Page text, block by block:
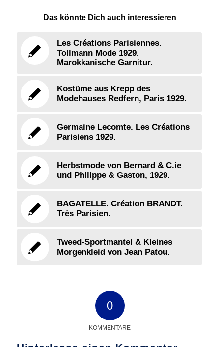
Das könnte Dich auch interessieren
Les Créations Parisiennes.
Tollmann Mode 1929.
Marokkanische Garnitur.
Kostüme aus Krepp des
Modehauses Redfern, Paris 1929.
Germaine Lecomte. Les Créations
Parisiens 1929.
Herbstmode von Bernard & C.ie
und Philippe & Gaston, 1929.
BAGATELLE. Création BRANDT.
Très Parisien.
Tweed-Sportmantel & Kleines
Morgenkleid von Jean Patou.
0
KOMMENTARE